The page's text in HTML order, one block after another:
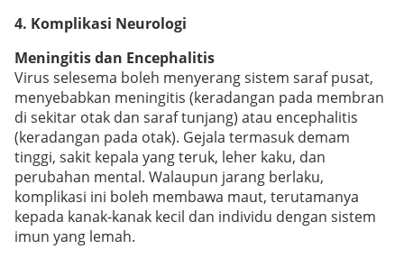
4. Komplikasi Neurologi
Meningitis dan Encephalitis
Virus selesema boleh menyerang sistem saraf pusat,
menyebabkan meningitis (keradangan pada membran
di sekitar otak dan saraf tunjang) atau encephalitis
(keradangan pada otak). Gejala termasuk demam
tinggi, sakit kepala yang teruk, leher kaku, dan
perubahan mental. Walaupun jarang berlaku,
komplikasi ini boleh membawa maut, terutamanya
kepada kanak-kanak kecil dan individu dengan sistem
imun yang lemah.